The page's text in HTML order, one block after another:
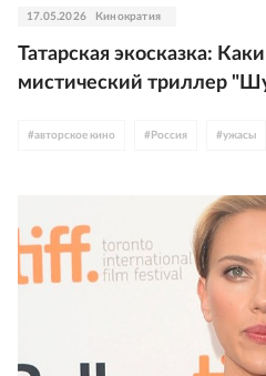
17.05.2026 Кинократия
Татарская экосказка:
мистический триллер
#авторское кино # Россия #ужасы